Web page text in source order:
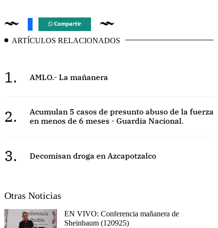
Compartir
ARTÍCULOS RELACIONADOS
1. AMLO.- La mañanera
2.
Acumulan 5 casos de presunto abuso de la fuerza
en menos de 6 meses - Guardia Nacional.
3. Decomisan droga en Azcapotzalco
Otras Noticias
EN VIVO: Conferencia mañanera de
Sheinbaum (120925)